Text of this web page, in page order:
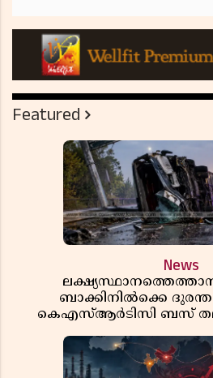
Featured
News
ബാക്കിനിൽക്കെ
കെഎസ്ആർടിസി ബസ്